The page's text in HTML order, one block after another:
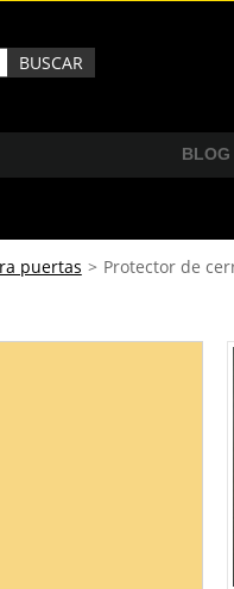
BLOG
puertas > Protector de